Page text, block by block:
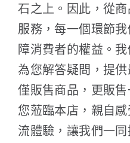
石之上。因此，從
服務，每一個環節
障消費者的權益。
為您解答疑問，提
僅販售商品，更販
您蒞臨本店，親自
流體驗，讓我們一